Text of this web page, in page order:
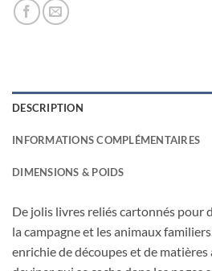
DESCRIPTION
INFORMATIONS COMPLÉMENTAIRES
DIMENSIONS & POIDS
De jolis livres reliés cartonnés pour
la campagne et les animaux
enrichie de découpes et de